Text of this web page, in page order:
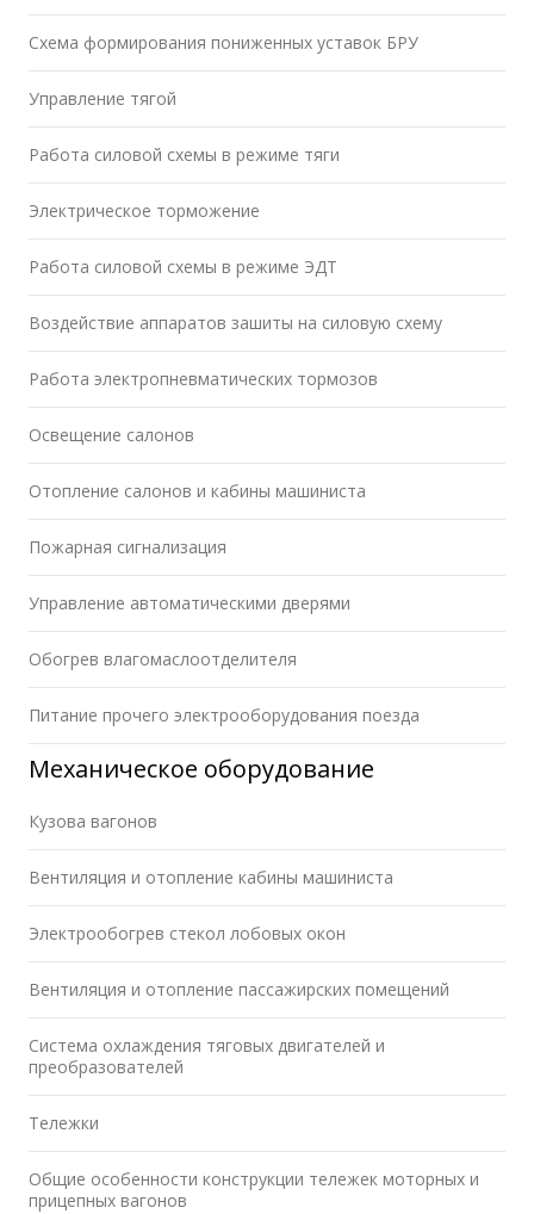
Схема формирования пониженных уставок БРУ
Управление тягой
Работа силовой схемы в режиме тяги
Электрическое торможение
Работа силовой схемы в режиме ЭДТ
Воздействие аппаратов зашиты на силовую схему
Работа электропневматических тормозов
Освещение салонов
Отопление салонов и кабины машиниста
Пожарная сигнализация
Управление автоматическими дверями
Обогрев влагомаслоотделителя
Питание прочего электрооборудования поезда
Механическое оборудование
Кузова вагонов
Вентиляция и отопление кабины машиниста
Электрообогрев стекол лобовых окон
Вентиляция и отопление пассажирских помещений
Система охлаждения тяговых двигателей и
преобразователей
Тележки
Общие особенности конструкции тележек моторных и
прицепных вагонов